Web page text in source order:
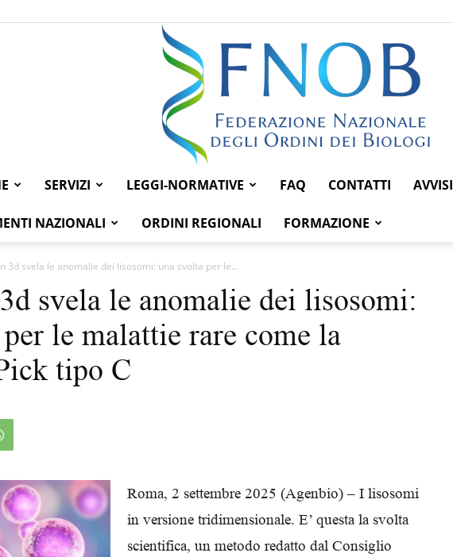
Federazione
Ordini
SERVIZI LEGGI-NORMATIVE FAQ CONTATTI AVVISI
NAZIONALI ORDINI REGIONALI FORMAZIONE
3d svela le anomalie dei lisosomi: una svolta per le...
svela le anomalie dei lisosomi:
le malattie rare come la
tipo C
Roma, 2 settembre 2025 (Agenbio) – I lisosomi
in versione tridimensionale. E’ questa la svolta
scientifica, un metodo redatto dal Consiglio